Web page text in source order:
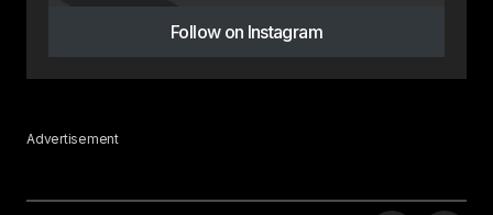
Follow on Instagram
Advertisement